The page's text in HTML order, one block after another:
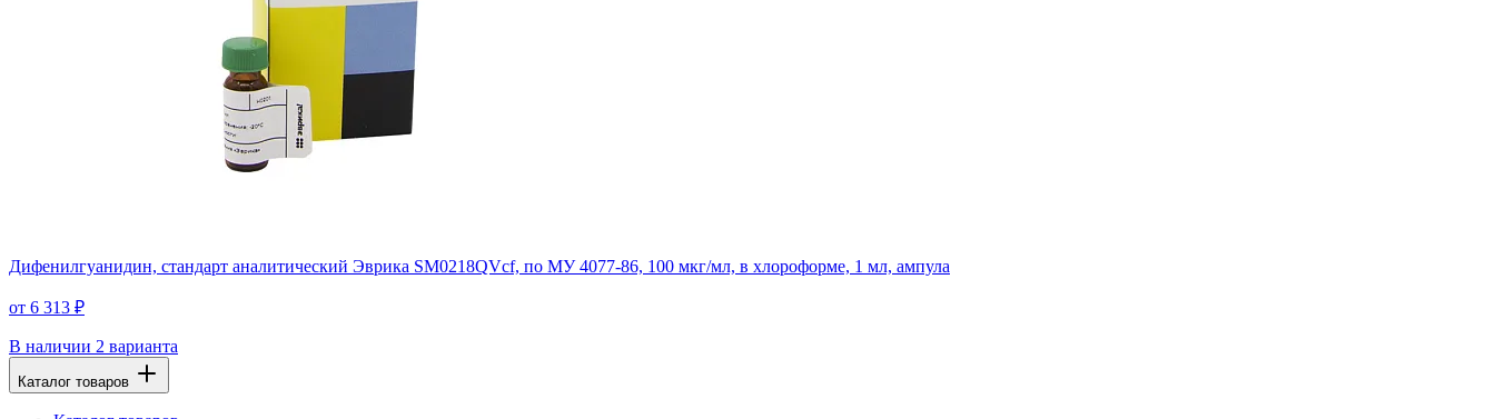
Дифенилгуанидин, стандарт аналитический Эврика SM0218QVcf, по МУ 4077-86, 100 мкг/мл, в хлороформе, 1 мл, ампула
от 6 313 ₽
В наличии 2 варианта
Каталог товаров